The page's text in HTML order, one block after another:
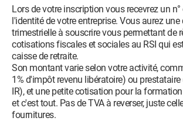
Lors de votre inscription vous recevrez un n°
l'identité de votre entreprise. Vous aurez
trimestrielle à souscrire vous permettant de
cotisations fiscales et sociales au RSI qui
caisse de retraite.
Son montant varie selon votre activité,
1% d'impôt revenu libératoire) ou prestataire
IR), et une petite cotisation pour la
et c'est tout. Pas de TVA à reverser, juste
fournitures.